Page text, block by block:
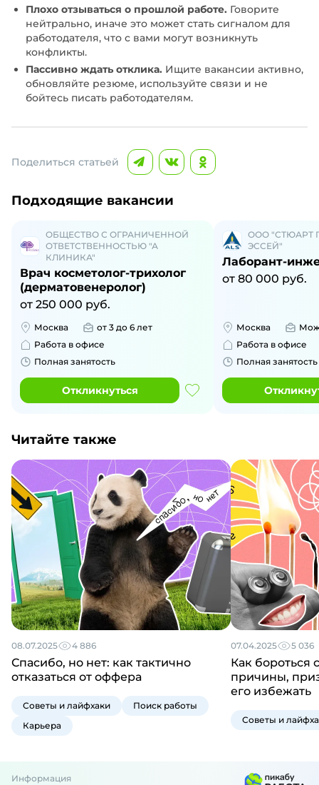
Плохо отзываться о прошлой работе. Говорите
нейтрально, иначе это может стать сигналом для
работодателя, что с вами могут возникнуть
конфликты.
Пассивно ждать отклика. Ищите вакансии активно,
обновляйте резюме, используйте связи и не
бойтесь писать работодателям.
Поделиться статьей
Подходящие вакансии
ОБЩЕСТВО С ОГРАНИЧЕННОЙ
ОТВЕТСТВЕННОСТЬЮ "А
КЛИНИКА"
Врач косметолог-трихолог
(дерматовенеролог)
от 250 000 руб.
Москва
от 3 до 6 лет
Работа в офисе
Полная занятость
Откликнуться
ООО "СТЮАРТ
ЭССЕЙ"
Лаборант-
от 80 000 руб.
Москва
Работа в офисе
Полная занятость
Читайте также
08.07.2025 4 886
Спасибо, но нет: как тактично
отказаться от оффера
Советы и лайфхаки
Поиск работы
Карьера
07.04.2025 5 036
Как бороться
причины,
его избежать
Советы и
Информация